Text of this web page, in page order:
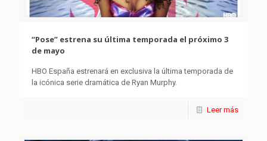
“Pose” estrena su última temporada el próximo 3
de mayo
HBO España estrenará en exclusiva la última temporada de
la icónica serie dramática de Ryan Murphy.
Leer más